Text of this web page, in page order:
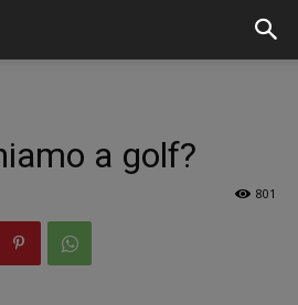
a golf?
801